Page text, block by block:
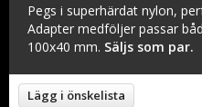
Pegs i superhärdat nylon,
Adapter medföljer passar
100x40 mm. Säljs som par.
Lägg i önskelista